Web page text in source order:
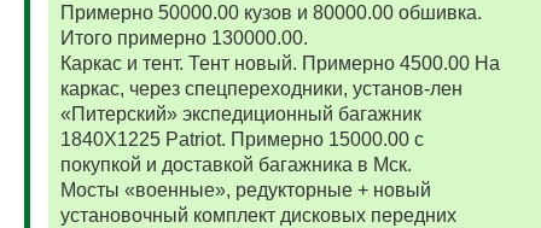
Примерно 50000.00 кузов и 80000.00 обшивка.
Итого примерно 130000.00.
Каркас и тент. Тент новый. Примерно 4500.00 На
каркас, через спецпереходники, установ-лен
«Питерский» экспедиционный багажник
1840Х1225 Patriot. Примерно 15000.00 с
покупкой и доставкой багажника в Мск.
Мосты «военные», редукторные + новый
установочный комплект дисковых передних